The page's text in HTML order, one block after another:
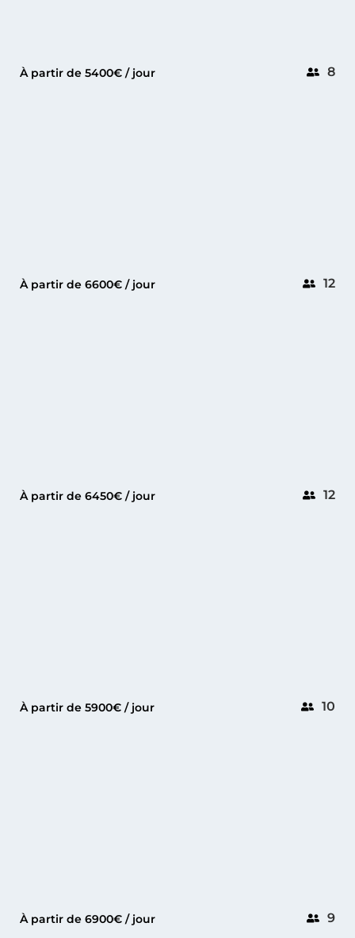
À partir de 5400€ / jour 8
LEONARD 74ANTIBES
À partir de 6600€ / jour 12
PERSHING 64 ANTIBES
À partir de 6450€ / jour 12
PRINCESS F55GOLFE-JUAN
À partir de 5900€ / jour 10
WAJER 55CANNES
À partir de 6900€ / jour 9
GUY COUACH 75GOLFE-JUAN